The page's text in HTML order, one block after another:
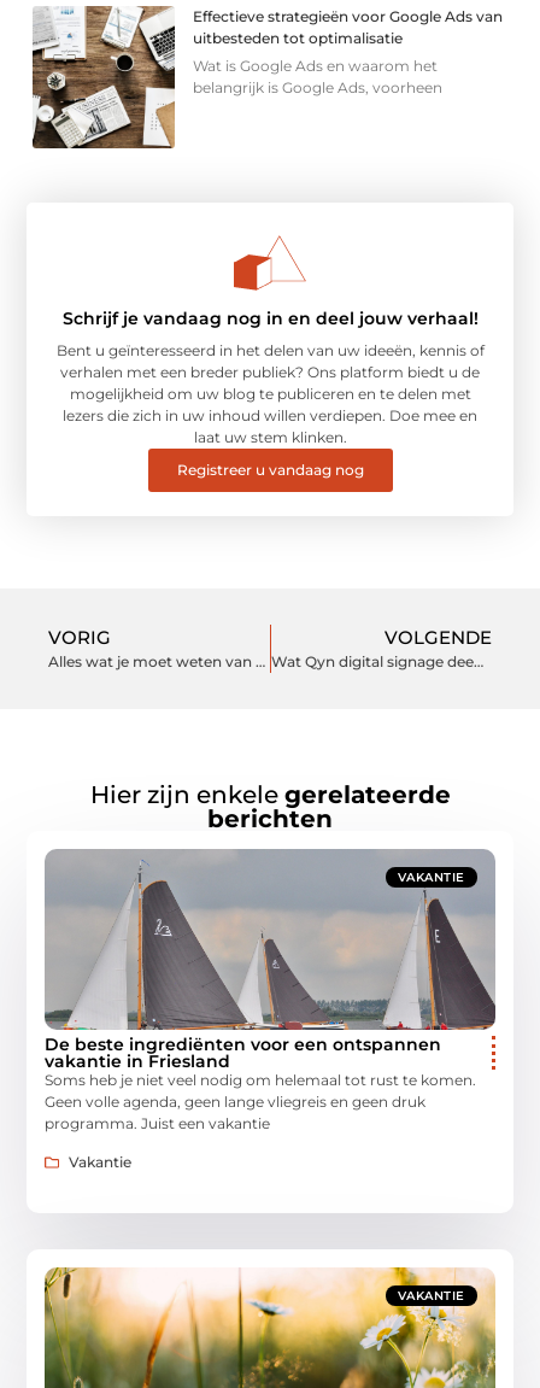
Effectieve strategieën voor Google Ads van
uitbesteden tot optimalisatie
Wat is Google Ads en waarom het
belangrijk is Google Ads, voorheen
Schrijf je vandaag nog in en deel jouw verhaal!
Bent u geïnteresseerd in het delen van uw ideeën, kennis of
verhalen met een breder publiek? Ons platform biedt u de
mogelijkheid om uw blog te publiceren en te delen met
lezers die zich in uw inhoud willen verdiepen. Doe mee en
laat uw stem klinken.
Registreer u vandaag nog
VORIG
Alles wat je moet weten van gasdetectie
VOLGENDE
Wat Qyn digital signage deed voor Rijstate
Hier zijn enkele gerelateerde
berichten
VAKANTIE
De beste ingrediënten voor een ontspannen
vakantie in Friesland
Soms heb je niet veel nodig om helemaal tot rust te komen.
Geen volle agenda, geen lange vliegreis en geen druk
programma. Juist een vakantie
Vakantie
VAKANTIE